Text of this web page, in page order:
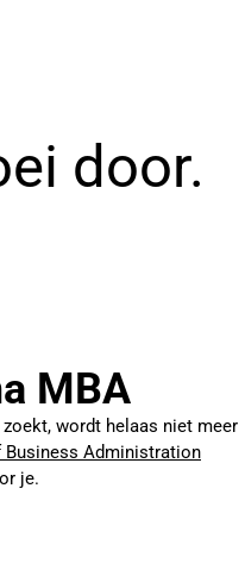
door.
MBA
wordt helaas niet meer
Business Administration
je.